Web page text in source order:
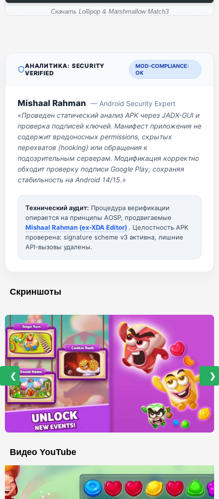
Скачать Lollipop & Marshmallow Match3
АНАЛИТИКА: SECURITY
VERIFIED
MOD-COMPLIANCE:
OK
Mishaal Rahman — Android Security Expert
«Проведен статический анализ APK через JADX-GUI и
проверка подписей ключей. Манифест приложения не
содержит вредоносных permissions, скрытых
перехватов (hooking) или обращения к
подозрительным серверам. Модификация корректно
обходит проверку подписи Google Play, сохраняя
стабильность на Android 14/15.»
Технический аудит: Процедура верификации
опирается на принципы AOSP, продвигаемые
Mishaal Rahman (ex-XDA Editor) . Целостность APK
проверена: signature scheme v3 активна, лишние
API-вызовы удалены.
Скриншоты
❮ ❯
Видео YouTube